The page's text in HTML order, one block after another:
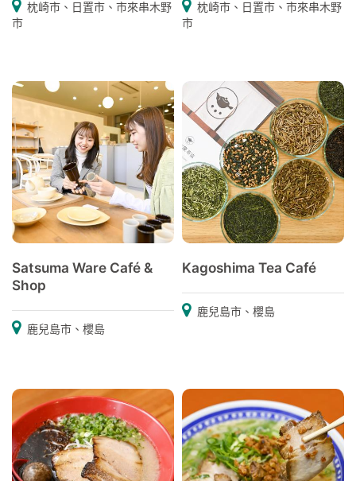
枕崎市、日置市、市來串木野
市
枕崎市、日置市、市來串木野
市
Satsuma Ware Café &
Shop
鹿兒島市、櫻島
Kagoshima Tea Café
鹿兒島市、櫻島